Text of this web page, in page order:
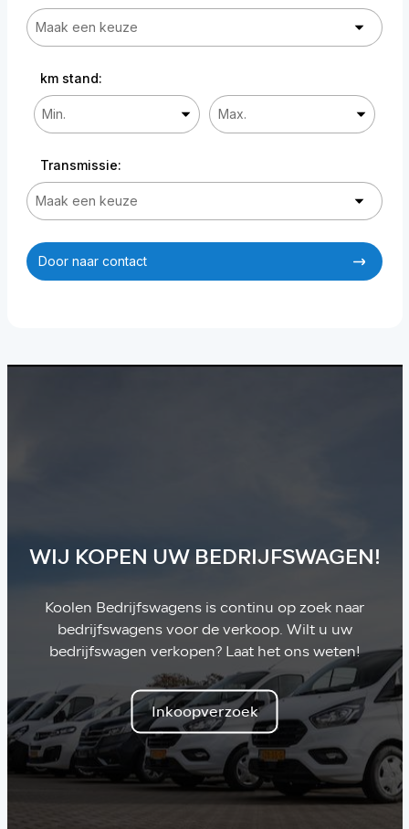
km stand:
Transmissie:
Door naar contact
WIJ KOPEN UW BEDRIJFSWAGEN!
Koolen Bedrijfswagens is continu op zoek naar
bedrijfswagens voor de verkoop. Wilt u uw
bedrijfswagen verkopen? Laat het ons weten!
Inkoopverzoek